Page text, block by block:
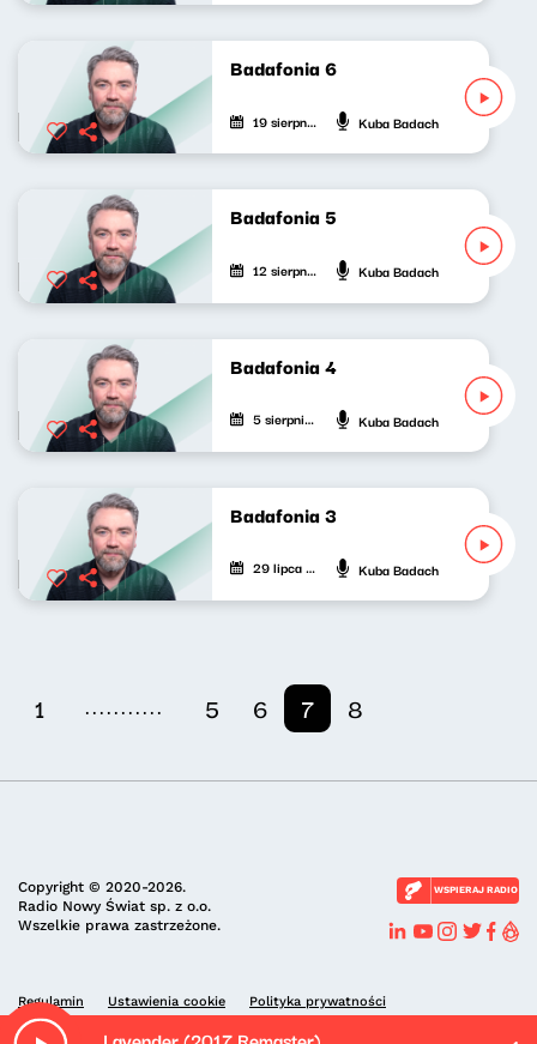
Badafonia 6
19 sierpnia 2020 Kuba Badach
Badafonia 5
12 sierpnia 2020 Kuba Badach
Badafonia 4
5 sierpnia 2020 Kuba Badach
Badafonia 3
29 lipca 2020 Kuba Badach
1 ........... 5 6 7 8
Copyright © 2020-2026.
Radio Nowy Świat sp. z o.o.
Wszelkie prawa zastrzeżone.
WSPIERAJ RADIO
Regulamin Ustawienia cookie Polityka prywatności